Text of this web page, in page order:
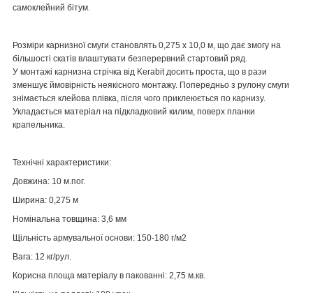
самоклейний бітум.
Розміри карнизної смуги становлять 0,275 х 10,0 м, що дає змогу на
більшості скатів влаштувати безперервний стартовий ряд.
У монтажі карнизна стрічка від Kerabit досить проста, що в рази
зменшує ймовірність неякісного монтажу. Попередньо з рулону смуги
знімається клейова плівка, після чого приклеюється по карнизу.
Укладається матеріал на підкладковий килим, поверх планки
крапельника.
Технічні характеристики:
Довжина: 10 м.пог.
Ширина: 0,275 м
Номінальна товщина: 3,6 мм
Щільність армувальної основи: 150-180 г/м2
Вага: 12 кг/рул.
Корисна площа матеріалу в пакованні: 2,75 м.кв.